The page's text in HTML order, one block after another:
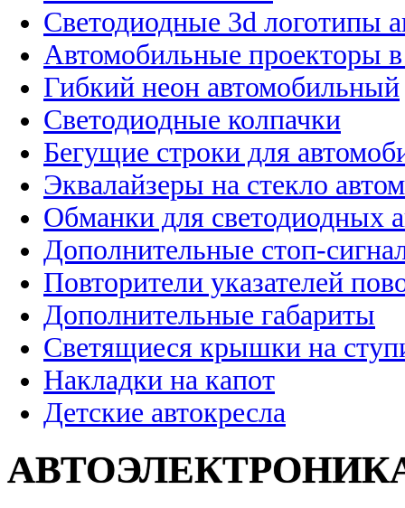
Светодиодные 3d логотипы
Автомобильные проекторы
Гибкий неон автомобильный
Светодиодные колпачки
Бегущие строки для
Эквалайзеры на стекло
Обманки для светодиодных
Дополнительные стоп-
Повторители указателей
Дополнительные габариты
Светящиеся крышки на
Накладки на капот
Детские автокресла